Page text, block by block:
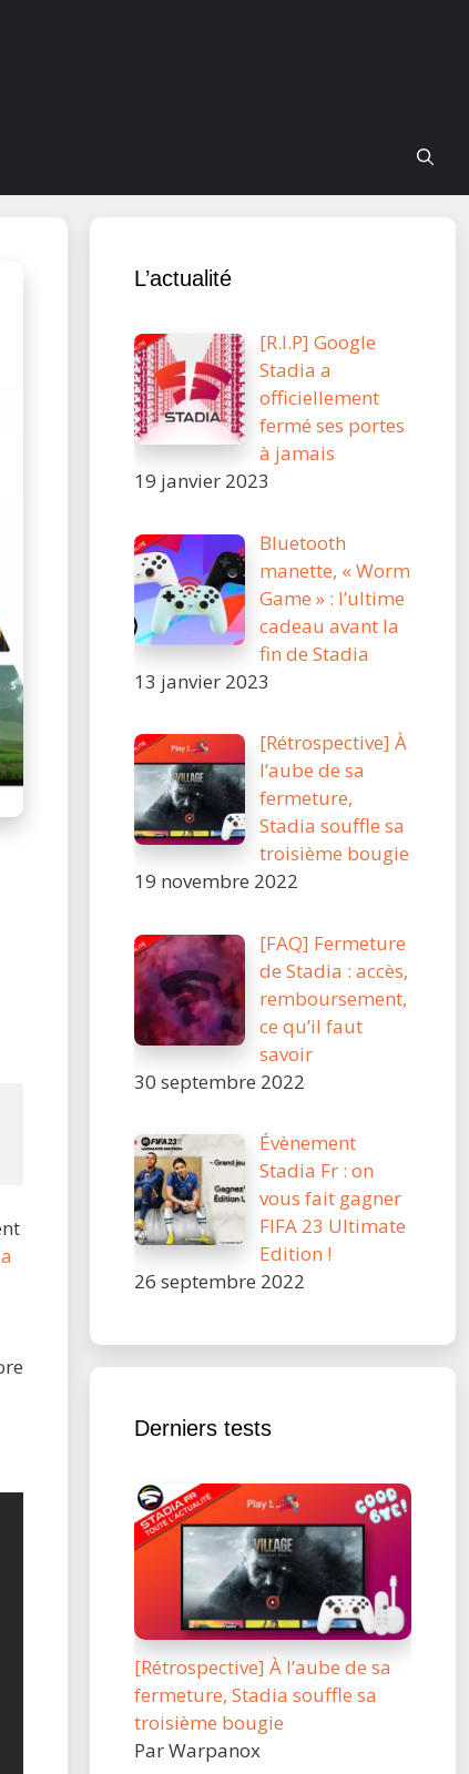
L’actualité
[R.I.P] Google
Stadia a
officiellement
fermé ses portes
à jamais
19 janvier 2023
Bluetooth
manette, « Worm
Game » : l’ultime
cadeau avant la
fin de Stadia
13 janvier 2023
[Rétrospective] À
l’aube de sa
fermeture,
Stadia souffle sa
troisième bougie
19 novembre 2022
[FAQ] Fermeture
de Stadia : accès,
remboursement,
ce qu’il faut
savoir
30 septembre 2022
Évènement
Stadia Fr : on
vous fait gagner
FIFA 23 Ultimate
Edition !
26 septembre 2022
Derniers tests
[Rétrospective] À l’aube de sa
fermeture, Stadia souffle sa
troisième bougie
Par Warpanox